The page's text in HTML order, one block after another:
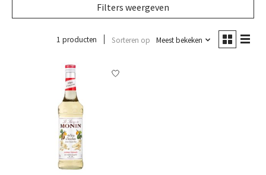
Filters weergeven
1 producten Sorteren op Meest bekeken